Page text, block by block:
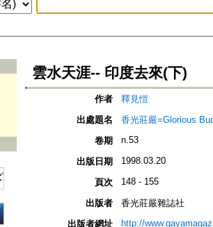
雲水天涯-- 印度去來(下)
作者
釋見愷
出處題名
香光莊嚴=Glorious
卷期
n.53
出版日期 1998.03.20
頁次 148 - 155
出版者
香光莊嚴雜誌社
出版者網址
http://